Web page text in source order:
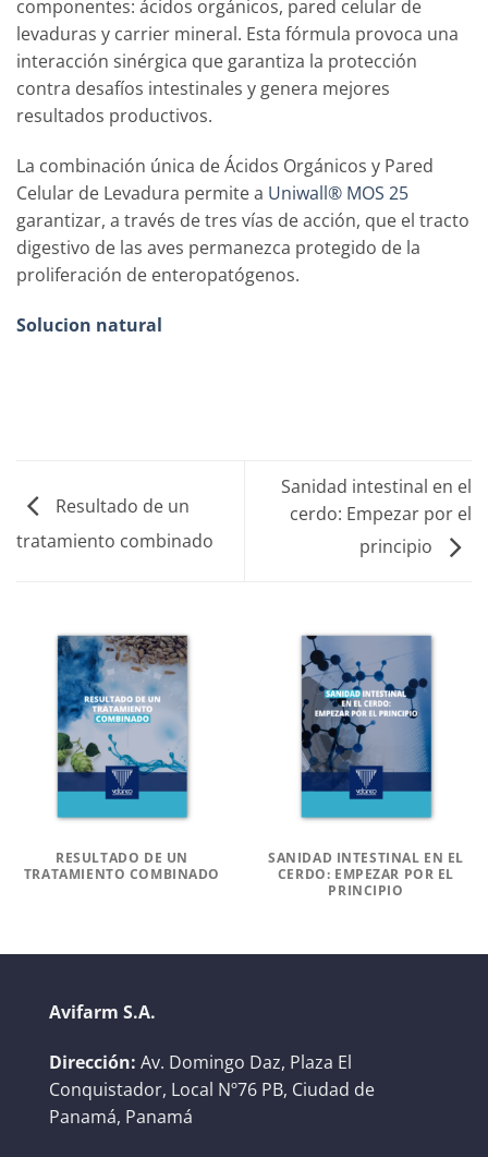
componentes: ácidos orgánicos, pared celular de
levaduras y carrier mineral. Esta fórmula provoca una
interacción sinérgica que garantiza la protección
contra desafíos intestinales y genera mejores
resultados productivos.
La combinación única de Ácidos Orgánicos y Pared
Celular de Levadura permite a Uniwall® MOS 25
garantizar, a través de tres vías de acción, que el tracto
digestivo de las aves permanezca protegido de la
proliferación de enteropatógenos.
Solucion natural
Resultado de un
tratamiento combinado
Sanidad intestinal en el
cerdo: Empezar por el
principio
RESULTADO DE UN
TRATAMIENTO COMBINADO
SANIDAD INTESTINAL EN EL
CERDO: EMPEZAR POR EL
PRINCIPIO
Avifarm S.A.
Dirección: Av. Domingo Daz, Plaza El
Conquistador, Local Nº76 PB, Ciudad de
Panamá, Panamá